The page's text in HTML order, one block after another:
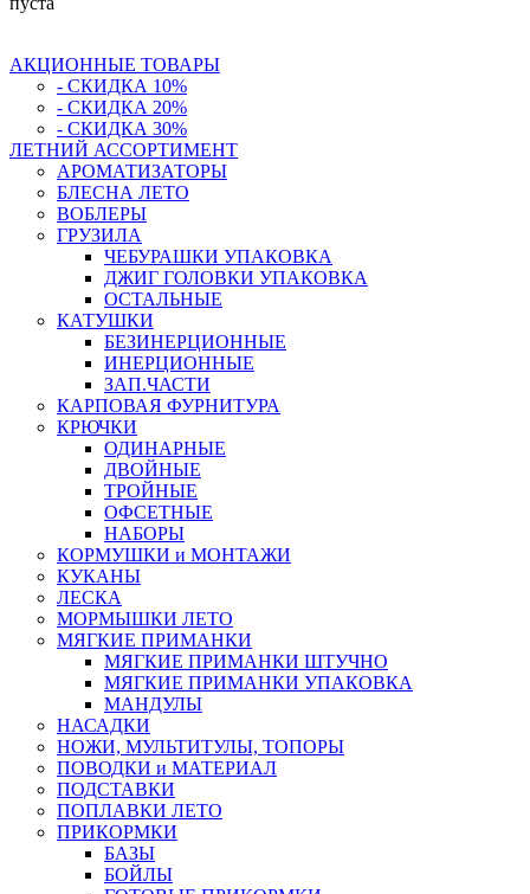
АКЦИОННЫЕ ТОВАРЫ
- СКИДКА 10%
- СКИДКА 20%
- СКИДКА 30%
ЛЕТНИЙ АССОРТИМЕНТ
АРОМАТИЗАТОРЫ
БЛЕСНА ЛЕТО
ВОБЛЕРЫ
ГРУЗИЛА
ЧЕБУРАШКИ УПАКОВКА
ДЖИГ ГОЛОВКИ УПАКОВКА
ОСТАЛЬНЫЕ
КАТУШКИ
БЕЗИНЕРЦИОННЫЕ
ИНЕРЦИОННЫЕ
ЗАП.ЧАСТИ
КАРПОВАЯ ФУРНИТУРА
КРЮЧКИ
ОДИНАРНЫЕ
ДВОЙНЫЕ
ТРОЙНЫЕ
ОФСЕТНЫЕ
НАБОРЫ
КОРМУШКИ и МОНТАЖИ
КУКАНЫ
ЛЕСКА
МОРМЫШКИ ЛЕТО
МЯГКИЕ ПРИМАНКИ
МЯГКИЕ ПРИМАНКИ ШТУЧНО
МЯГКИЕ ПРИМАНКИ УПАКОВКА
МАНДУЛЫ
НАСАДКИ
НОЖИ, МУЛЬТИТУЛЫ, ТОПОРЫ
ПОВОДКИ и МАТЕРИАЛ
ПОДСТАВКИ
ПОПЛАВКИ ЛЕТО
ПРИКОРМКИ
БАЗЫ
БОЙЛЫ